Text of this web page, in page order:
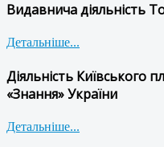
Видавнича діяльність
Детальніше...
Діяльність Київського
«Знання» України
Детальніше...